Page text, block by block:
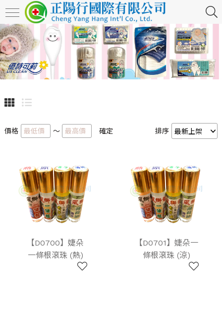
價格 ～ 確定 排序
【D0700】婕朵
一條根滾珠 (熱)
【D0701】婕朵一
條根滾珠 (涼)